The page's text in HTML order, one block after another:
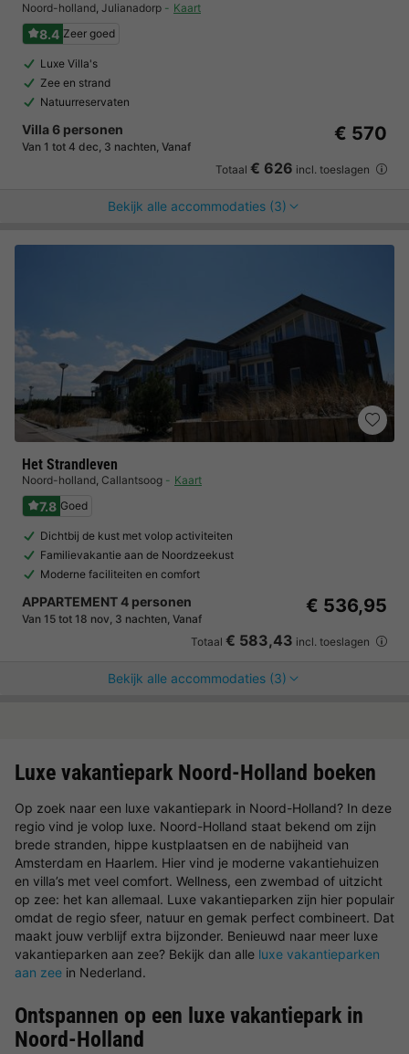
Noord-holland, Julianadorp Kaart
8.4 Zeer goed
Luxe Villa's
Zee en strand
Natuurreservaten
Villa 6 personen
Van 1 tot 4 dec, 3 nachten, Vanaf
€ 570
Totaal € 626 incl. toeslagen
Bekijk alle accommodaties (3)
Het Strandleven
Noord-holland, Callantsoog Kaart
7.8 Goed
Dichtbij de kust met volop activiteiten
Familievakantie aan de Noordzeekust
Moderne faciliteiten en comfort
APPARTEMENT 4 personen
Van 15 tot 18 nov, 3 nachten, Vanaf
€ 536,95
Totaal € 583,43 incl. toeslagen
Bekijk alle accommodaties (3)
Luxe vakantiepark Noord-Holland boeken
Op zoek naar een luxe vakantiepark in Noord-Holland? In deze
regio vind je volop luxe. Noord-Holland staat bekend om zijn
brede stranden, hippe kustplaatsen en de nabijheid van
Amsterdam en Haarlem. Hier vind je moderne vakantiehuizen
en villa’s met veel comfort. Wellness, een zwembad of uitzicht
op zee: het kan allemaal. Luxe vakantieparken zijn hier populair
omdat de regio sfeer, natuur en gemak perfect combineert. Dat
maakt jouw verblijf extra bijzonder. Benieuwd naar meer luxe
vakantieparken aan zee? Bekijk dan alle luxe vakantieparken
aan zee in Nederland.
Ontspannen op een luxe vakantiepark in
Noord-Holland